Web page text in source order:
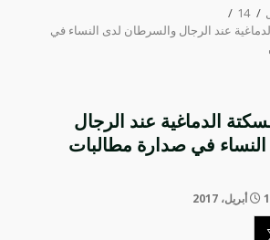
14
الدماغية عند الرجال والسرطان لدى النساء في
الدماغية عند الرجال
في صدارة مطالبات
2017